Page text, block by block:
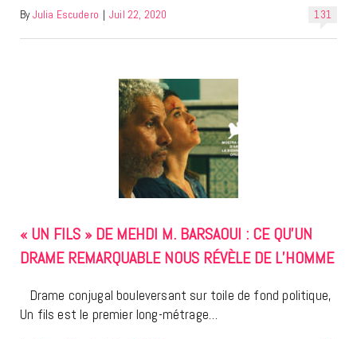
131
By Julia Escudero | Juil 22, 2020
« UN FILS » DE MEHDI M. BARSAOUI : CE QU’UN
DRAME REMARQUABLE NOUS RÉVÈLE DE L’HOMME
Drame conjugal bouleversant sur toile de fond politique,
Un fils est le premier long-métrage…